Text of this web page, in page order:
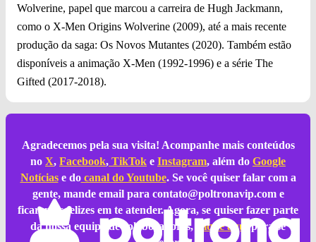
Wolverine, papel que marcou a carreira de Hugh Jackmann,
como o X-Men Origins Wolverine (2009), até a mais recente
produção da saga: Os Novos Mutantes (2020). Também estão
disponíveis a animação X-Men (1992-1996) e a série The
Gifted (2017-2018).
Agradecemos pela sua visita! Acompanhe mais conteúdos
no X, Facebook, TikTok e Instagram, além do Google
Notíciase docanal do Youtube. Se você quiser falar com a
gente, mande email para contato@poltronavip.come
ficaremos felizes em te atender. Agora, se quiser fazer parte
da nossa equipe de colaboradores,
clique aqui
para se